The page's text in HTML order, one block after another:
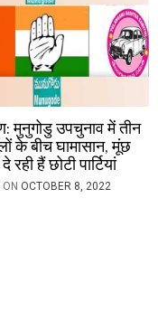
मुनुगोडु उपचुनाव में तीन
के बीच घामासान, मूंछ
रही हैं छोटी पार्टियां
ON OCTOBER 8, 2022